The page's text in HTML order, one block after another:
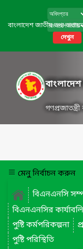
বাংলাদেশ জাতীয় তথ্য
দেখুন
মেনু নির্বাচন করুন
বিএনএনসি
বিএনএনসির কার্যাবলি
পুষ্টি কর্মপরিকল্পনা
পুষ্টি পরিস্থিতি